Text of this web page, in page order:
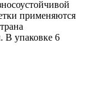
применяются
В упаковке 6